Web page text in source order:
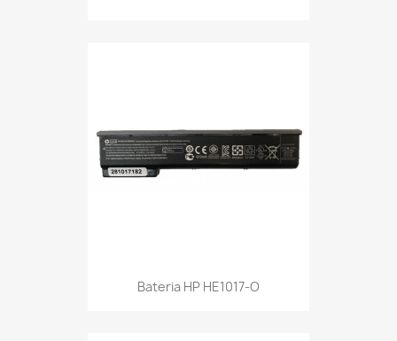
Bateria HP HE1017-O